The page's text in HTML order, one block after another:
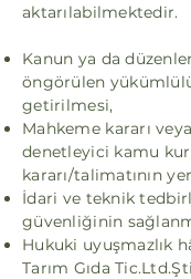
aktarılabilmektedir.
Kanun ya da
öngörülen
getirilmesi,
Mahkeme kararı
denetleyici kamu
kararı/talimatının
İdari ve teknik
güvenliğinin
Hukuki uyuşmazlık
Tarım Gıda